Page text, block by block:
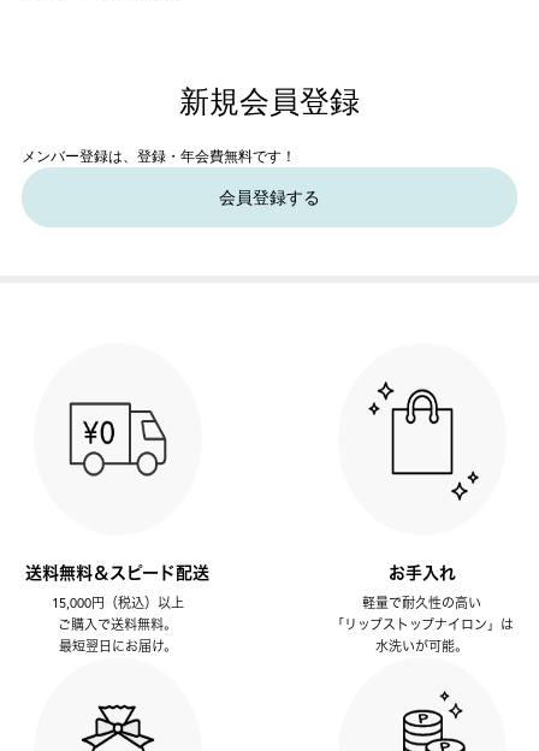
新規会員登録
メンバー登録は、登録・年会費無料です！
会員登録する
送料無料＆スピード配送
15,000円（税込）以上
ご購入で送料無料。
最短翌日にお届け。
お手入れ
軽量で耐久性の高い
「リップストップナイロン」は
水洗いが可能。